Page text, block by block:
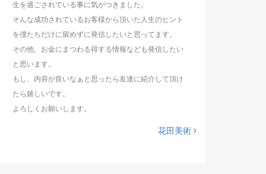
生を過ごされている事に気がつきました。
そんな成功されているお客様から頂いた人生のヒント
を僕たちだけに留めずに発信したいと思ってます。
その他、お金にまつわる得する情報なども発信したい
と思います。
もし、内容が良いなぁと思ったら友達に紹介して頂け
たら嬉しいです。
よろしくお願いします。
花田美術